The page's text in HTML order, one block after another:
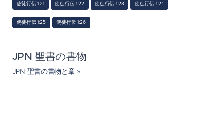
使徒行伝 1:21 使徒行伝 1:22 使徒行伝 1:23 使徒行伝 1:24
使徒行伝 1:25 使徒行伝 1:26
JPN 聖書の書物
JPN 聖書の書物と章 »